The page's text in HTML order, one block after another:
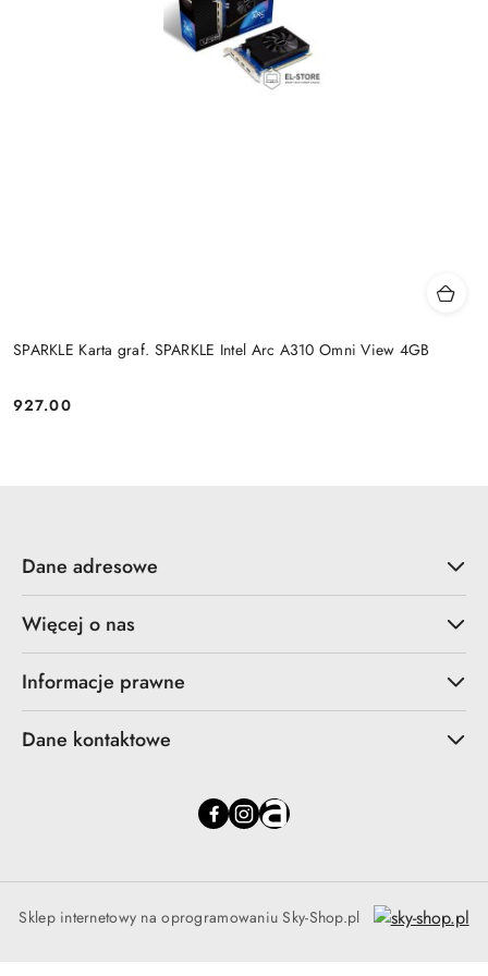
SPARKLE Karta graf. SPARKLE Intel Arc A310 Omni View 4GB
Cena:
927.00
Dane adresowe
Więcej o nas
Informacje prawne
Dane kontaktowe
Sklep internetowy na oprogramowaniu Sky-Shop.pl